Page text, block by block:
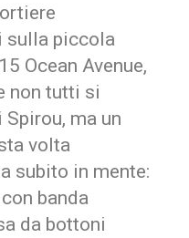
sulla piccola
Ocean Avenue,
non tutti si
ma un
volta
subito in mente:
banda
da bottoni